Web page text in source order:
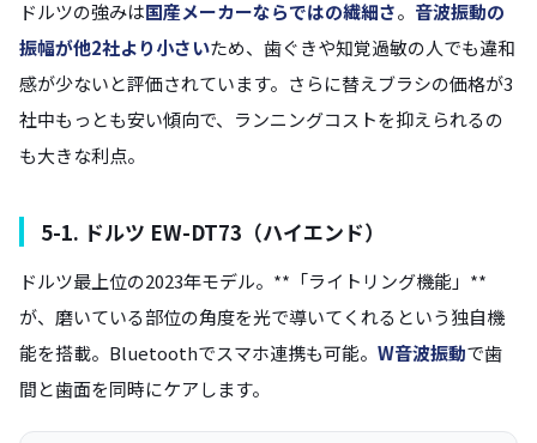
ドルツの強みは国産メーカーならではの繊細さ。 音波振動の
振幅が他2社より小さいため、歯ぐきや知覚過敏の人でも違和
感が少ないと評価されています。さらに替えブラシの価格が3
社中もっとも安い傾向で、ランニングコストを抑えられるの
も大きな利点。
5-1. ドルツ EW-DT73（ハイエンド）
ドルツ最上位の2023年モデル。**「ライトリング機能」**
が、磨いている部位の角度を光で導いてくれるという独自機
能を搭載。Bluetoothでスマホ連携も可能。 W音波振動で歯
間と歯面を同時にケアします。